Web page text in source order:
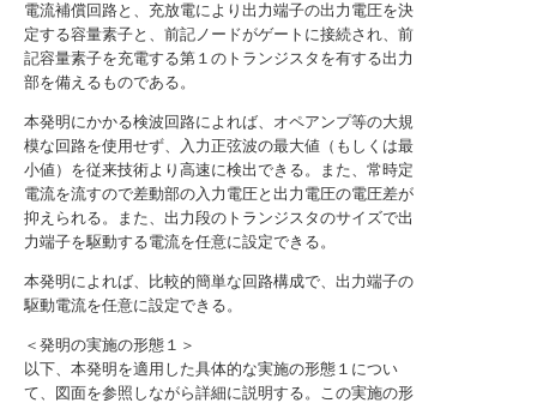
電流補償回路と、充放電により出力端子の出力電圧を決
定する容量素子と、前記ノードがゲートに接続され、前
記容量素子を充電する第１のトランジスタを有する出力
部を備えるものである。
本発明にかかる検波回路によれば、オペアンプ等の大規
模な回路を使用せず、入力正弦波の最大値（もしくは最
小値）を従来技術より高速に検出できる。また、常時定
電流を流すので差動部の入力電圧と出力電圧の電圧差が
抑えられる。また、出力段のトランジスタのサイズで出
力端子を駆動する電流を任意に設定できる。
本発明によれば、比較的簡単な回路構成で、出力端子の
駆動電流を任意に設定できる。
＜発明の実施の形態１＞
以下、本発明を適用した具体的な実施の形態１につい
て、図面を参照しながら詳細に説明する。この実施の形